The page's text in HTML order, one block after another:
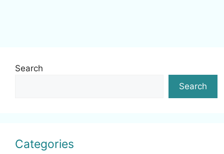
Search
Search
Categories